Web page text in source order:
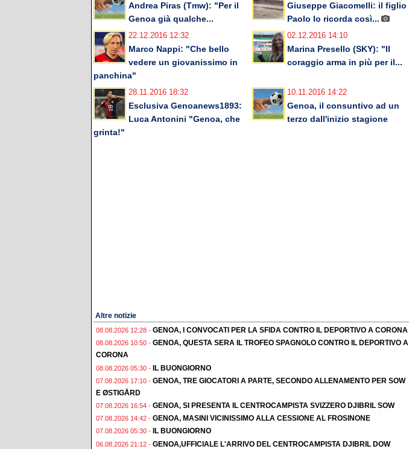
Andrea Piras (Tmw): "Per il
Genoa già qualche...
Giuseppe Giacomelli: il figlio
Paolo lo ricorda così...
22.12.2016 12:32
Marco Nappi: "Che bello
vedere un giovanissimo in
panchina"
02.12.2016 14:10
Marina Presello (SKY): "Il
coraggio arma in più per il...
28.11.2016 18:32
Esclusiva Genoanews1893:
Luca Antonini "Genoa, che
grinta!"
10.11.2016 14:22
Genoa, il consuntivo ad un
terzo dall'inizio stagione
Altre notizie
08.08.2026 12:28 - GENOA, I CONVOCATI PER LA SFIDA CONTRO IL DEPORTIVO A CORONA
08.08.2026 10:50 - GENOA, QUESTA SERA IL TROFEO SPAGNOLO CONTRO IL DEPORTIVO A
CORONA
08.08.2026 05:30 - IL BUONGIORNO
07.08.2026 17:10 - GENOA, TRE GIOCATORI A PARTE, SECONDO ALLENAMENTO PER SOW
E ØSTIGÅRD
07.08.2026 16:54 - GENOA, SI PRESENTA IL CENTROCAMPISTA SVIZZERO DJIBRIL SOW
07.08.2026 14:42 - GENOA, MASINI VICINISSIMO ALLA CESSIONE AL FROSINONE
07.08.2026 05:30 - IL BUONGIORNO
06.08.2026 21:12 - GENOA,UFFICIALE L'ARRIVO DEL CENTROCAMPISTA DJIBRIL DOW